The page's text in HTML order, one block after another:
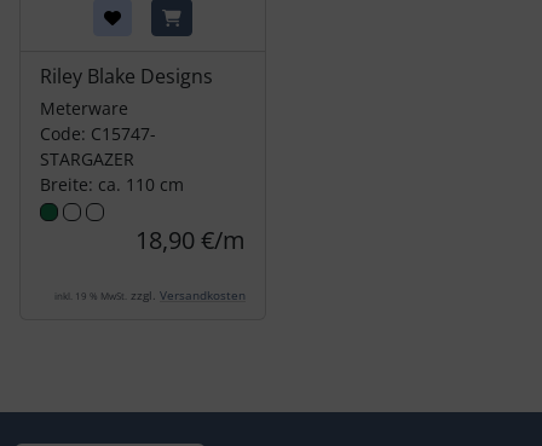
Riley Blake Designs
Meterware
Code: C15747-
STARGAZER
Breite: ca. 110 cm
18,90 €/m
inkl. 19 % MwSt. zzgl. Versandkosten